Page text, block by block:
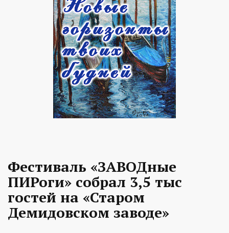
Фестиваль «ЗАВОДные
ПИРоги» собрал 3,5 тыс
гостей на «Старом
Демидовском заводе»